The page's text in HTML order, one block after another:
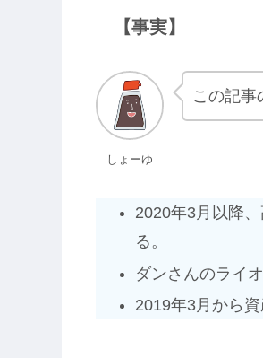
【事実】
しょーゆ
この記事
2020年3月以降
る。
ダンさんのライ
2019年3月から